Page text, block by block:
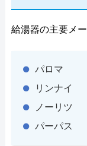
給湯器の主要メ
パロマ
リンナイ
ノーリツ
パーパス